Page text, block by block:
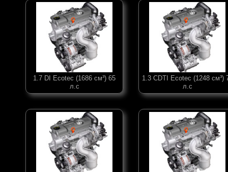
1.7 DI Ecotec (1686 см³) 65
л.с
1.3 CDTI Ecotec (1248 см³)
л.с